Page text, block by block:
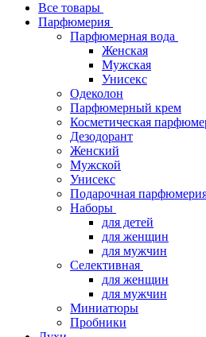
Все товары
Парфюмерия
Парфюмерная вода
Женская
Мужская
Унисекс
Одеколон
Парфюмерный крем
Косметическая
Дезодорант
Женский
Мужской
Унисекс
Подарочная
Наборы
для детей
для женщин
для мужчин
Селективная
для женщин
для мужчин
Миниатюры
Пробники